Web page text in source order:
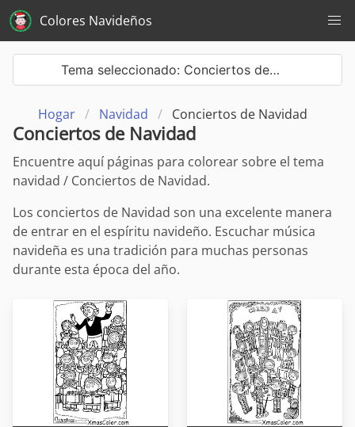
Colores Navideños
Hogar Navidad Conciertos de Navidad
Tema seleccionado: Conciertos de…
Conciertos de Navidad
Encuentre aquí páginas para colorear sobre el tema
navidad / Conciertos de Navidad.
Los conciertos de Navidad son una excelente manera
de entrar en el espíritu navideño. Escuchar música
navideña es una tradición para muchas personas
durante esta época del año.